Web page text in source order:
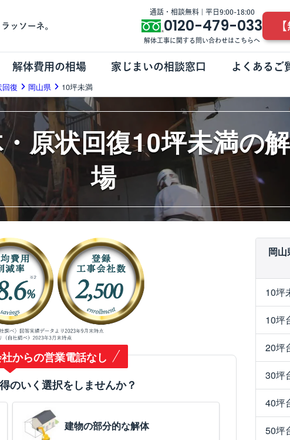
通話・相談無料 | 平日9:00-18:00
0120-479-033
解体工事に関する問い合わせはこちらへ
解体費用の相場 家じまいの相談窓口 よくあるご
回復 岡山県 10坪未満
原状回復10坪未満の
場
からの営業電話なし
のいく選択をしませんか？
建物の部分的な解体
岡
10坪
10坪
20坪
30坪
40坪
50坪